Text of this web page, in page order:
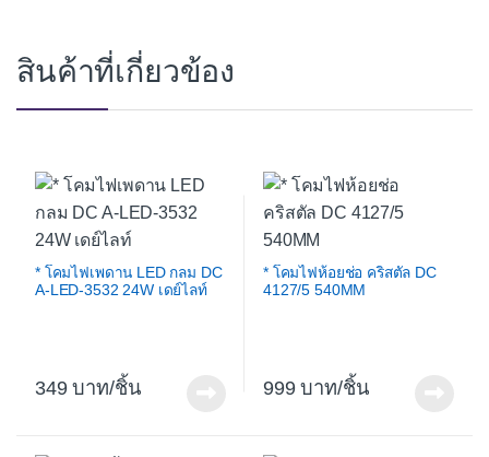
สินค้าที่เกี่ยวข้อง
* โคมไฟเพดาน LED กลม DC
A-LED-3532 24W เดย์ไลท์
349 /ชิ้น
* โคมไฟห้อยช่อ คริสตัล DC
4127/5 540MM
999 /ชิ้น